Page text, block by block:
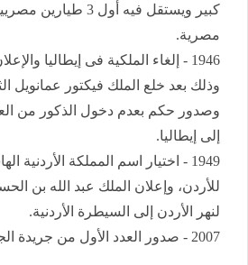
كبير ويستقل فيه أول 3
مصرية.
1946 - إلغاء الملكية فى إيطاليا
وذلك بعد خلع الملك فيكتور عمانويل
وصدور حكم بعدم دخول الذكور من
إلى إيطاليا.
1949 - اختيار اسم المملكة الأردنية
للأردن، وإعلان الملك عبد الله بن
لنهر الأردن إلى السيطرة الأردنية.
2007 - صدور العدد الأول من جريدة الجريدة الكويتية.